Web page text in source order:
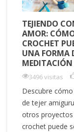
TEJIENDO
AMOR:
CROCHET
UNA FORMA
MEDITACIÓN
3496 visitas
Descubre
de tejer
otros proyectos
crochet puede